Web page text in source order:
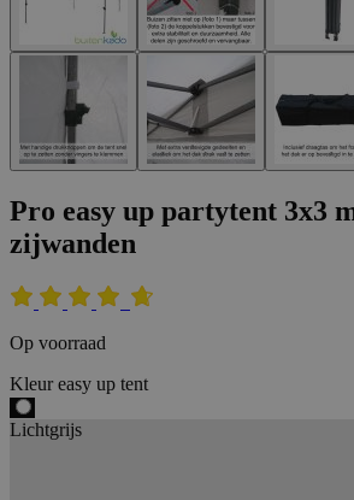
Pro easy up partytent 3x3
zijwanden
Op voorraad
Kleur easy up tent
Lichtgrijs